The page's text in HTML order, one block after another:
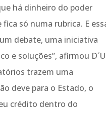
há dinheiro do poder
só numa rubrica. E
debate, uma iniciativa
e soluções”, afirmou
trazem uma
deve para o Estado, o
crédito dentro do